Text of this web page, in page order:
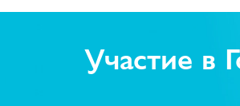
Участие в